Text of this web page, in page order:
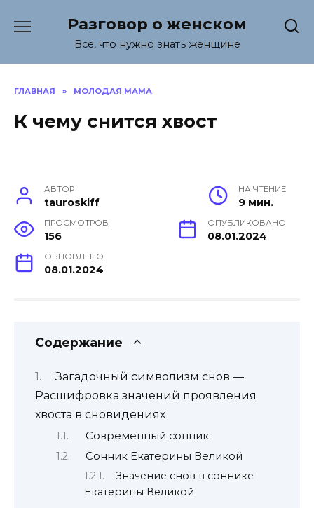
содержанию
Разговор о женском
Все, что нужно знать женщине
ГЛАВНАЯ » МОЛОДАЯ МАМА
К чему снится хвост
АВТОР
tauroskiff
НА ЧТЕНИЕ
9 мин.
ПРОСМОТРОВ
156
ОПУБЛИКОВАНО
08.01.2024
ОБНОВЛЕНО
08.01.2024
Содержание
Загадочный символизм снов —
Расшифровка значений проявления
хвоста в сновидениях
Современный сонник
Сонник Екатерины Великой
Значение снов в соннике
Екатерины Великой